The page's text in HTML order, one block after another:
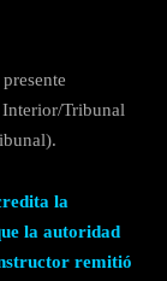
Tribunal
la
la autoridad
remitió